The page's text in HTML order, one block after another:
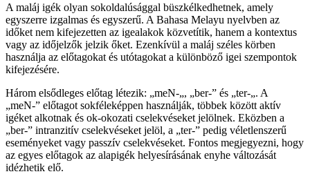
A maláj igék olyan sokoldalúsággal büszkélkedhetnek, amely
egyszerre izgalmas és egyszerű. A Bahasa Melayu nyelvben az
időket nem kifejezetten az igealakok közvetítik, hanem a kontextus
vagy az időjelzők jelzik őket. Ezenkívül a maláj széles körben
használja az előtagokat és utótagokat a különböző igei szempontok
kifejezésére.
Három elsődleges előtag létezik: „meN-„, „ber-” és „ter-„. A
„meN-” előtagot sokféleképpen használják, többek között aktív
igéket alkotnak és ok-okozati cselekvéseket jelölnek. Eközben a
„ber-” intranzitív cselekvéseket jelöl, a „ter-” pedig véletlenszerű
eseményeket vagy passzív cselekvéseket. Fontos megjegyezni, hogy
az egyes előtagok az alapigék helyesírásának enyhe változását
idézhetik elő.